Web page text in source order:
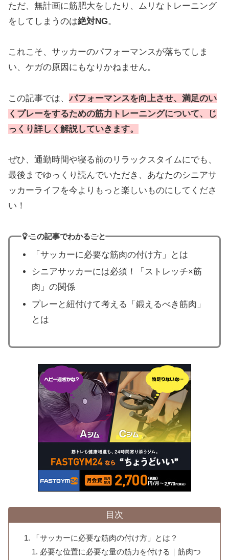
ただ、無計画に筋肥大をしたり、ムリなトレーニング
をしてしまうのは絶対NG。
これこそ、サッカーのパフォーマンスが落ちてしま
い、ケガの原因にもなりかねません。
この記事では、パフォーマンスを向上させ、満足のい
くプレーをするための筋力トレーニングについて、じ
っくり詳しく解説していきます。
ぜひ、通勤時間や寝る前のリラックスタイムにでも、
最後までゆっくり読んでいただき、あなたのシニアサ
ッカーライフを今よりもっと楽しいものにしてくださ
い！
この記事でわかること
「サッカーに必要な筋肉の付け方」とは
シニアサッカーには必須！「ストレッチ×筋
肉」の関係
プレーと紐付けて考える「鍛えるべき筋肉」
とは
目次
「サッカーに必要な筋肉の付け方」とは？
必要な位置に必要な量の筋力を付ける｜筋肉つ